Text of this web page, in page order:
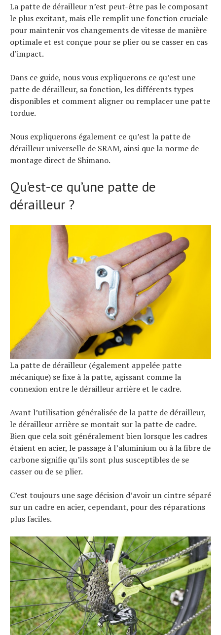
La patte de dérailleur n’est peut-être pas le composant
le plus excitant, mais elle remplit une fonction cruciale
pour maintenir vos changements de vitesse de manière
optimale et est conçue pour se plier ou se casser en cas
d’impact.
Dans ce guide, nous vous expliquerons ce qu’est une
patte de dérailleur, sa fonction, les différents types
disponibles et comment aligner ou remplacer une patte
tordue.
Nous expliquerons également ce qu’est la patte de
dérailleur universelle de SRAM, ainsi que la norme de
montage direct de Shimano.
Qu’est-ce qu’une patte de
dérailleur ?
La patte de dérailleur (également appelée patte
mécanique) se fixe à la patte, agissant comme la
connexion entre le dérailleur arrière et le cadre.
Avant l’utilisation généralisée de la patte de dérailleur,
le dérailleur arrière se montait sur la patte de cadre.
Bien que cela soit généralement bien lorsque les cadres
étaient en acier, le passage à l’aluminium ou à la fibre de
carbone signifie qu’ils sont plus susceptibles de se
casser ou de se plier.
C’est toujours une sage décision d’avoir un cintre séparé
sur un cadre en acier, cependant, pour des réparations
plus faciles.